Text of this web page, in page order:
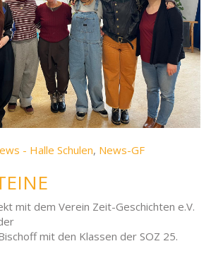
- Halle Schulen, News-GF
mit dem Verein Zeit-Geschichten e.V.
mit den Klassen der SOZ 25.